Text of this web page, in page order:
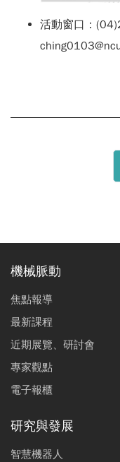
活動窗口：
機械脈動
焦點報導
最新課程
近期展覽、研討會
專家觀點
電子報櫃
研究與發展
智慧機器人